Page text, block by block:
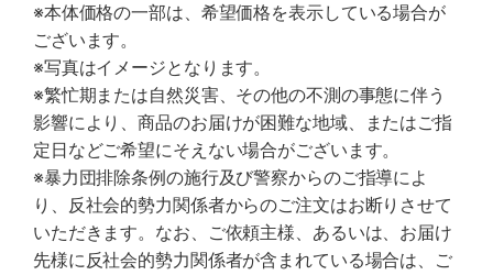
※本体価格の一部は、希望価格を表示している場合が
ございます。
※写真はイメージとなります。
※繁忙期または自然災害、その他の不測の事態に伴う
影響により、商品のお届けが困難な地域、またはご指
定日などご希望にそえない場合がございます。
※暴力団排除条例の施行及び警察からのご指導によ
り、反社会的勢力関係者からのご注文はお断りさせて
いただきます。なお、ご依頼主様、あるいは、お届け
先様に反社会的勢力関係者が含まれている場合は、ご